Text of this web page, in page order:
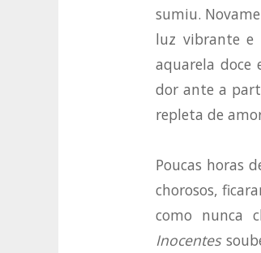
sumiu.
luz vibrante e
aquarela doce
dor ante a
repleta de
Poucas horas
chorosos,
como nunca
Inocentes